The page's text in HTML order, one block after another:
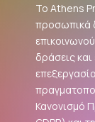
Το Athens
προσωπικά
δράσεις
Κανονισμό